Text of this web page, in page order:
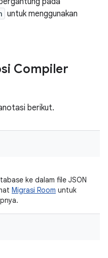
untuk menggunakan
Compiler
berikut.
ke dalam file JSON
Migrasi Room untuk